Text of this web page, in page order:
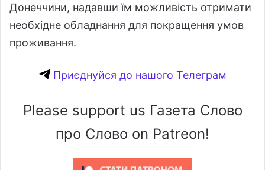
Донеччини, надавши їм можливість отримати
необхідне обладнання для покращення умов
проживання.
Приєднуйся до нашого Телеграм
Please support us Газета Слово
про Слово on Patreon!